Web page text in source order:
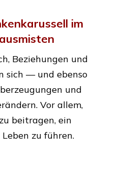
im
Beziehungen und
sich — und ebenso
und
Vor allem,
beitragen, ein
zu führen.